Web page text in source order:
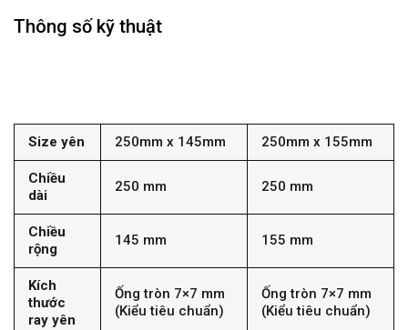
Thông số kỹ thuật
Size yên 250mm x 145mm 250mm x 155mm
Chiều
dài
250 mm 250 mm
Chiều
rộng
145 mm 155 mm
Kích
thước
ray yên
Ống tròn 7×7 mm
(Kiểu tiêu chuẩn)
Ống tròn 7×7 mm
(Kiểu tiêu chuẩn)